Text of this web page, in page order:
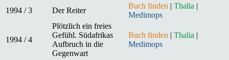
1994 / 3
Der Reiter
Buch finden | Thalia |
Medimops
1994 / 4
Plötzlich ein freies
Gefühl. Südafrikas
Aufbruch in die
Gegenwart
Buch finden | Thalia |
Medimops